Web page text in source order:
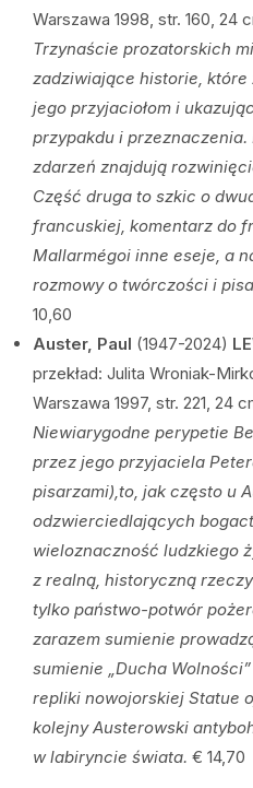
Warszawa 1998, str. 160, 24
Trzynaście prozatorskich
zadziwiające historie, które
jego przyjaciołom i
przypakdu i
zdarzeń znajdują
Część druga to szkic o
francuskiej, komentarz do
Mallarmégoi inne eseje, a
rozmowy o twórczości i
10,60
Auster, Paul (1947-2024)
przekład: Julita Wroniak-
Warszawa 1997, str. 221, 24
Niewiarygodne perypetie
przez jego przyjaciela
pisarzami),to, jak często u
odzwierciedlających
wieloznaczność ludzkiego
z realną, historyczną
tylko państwo-potwór
zarazem sumienie
sumienie „Ducha
repliki nowojorskiej Statue
kolejny Austerowski
w labiryncie świata. € 14,70